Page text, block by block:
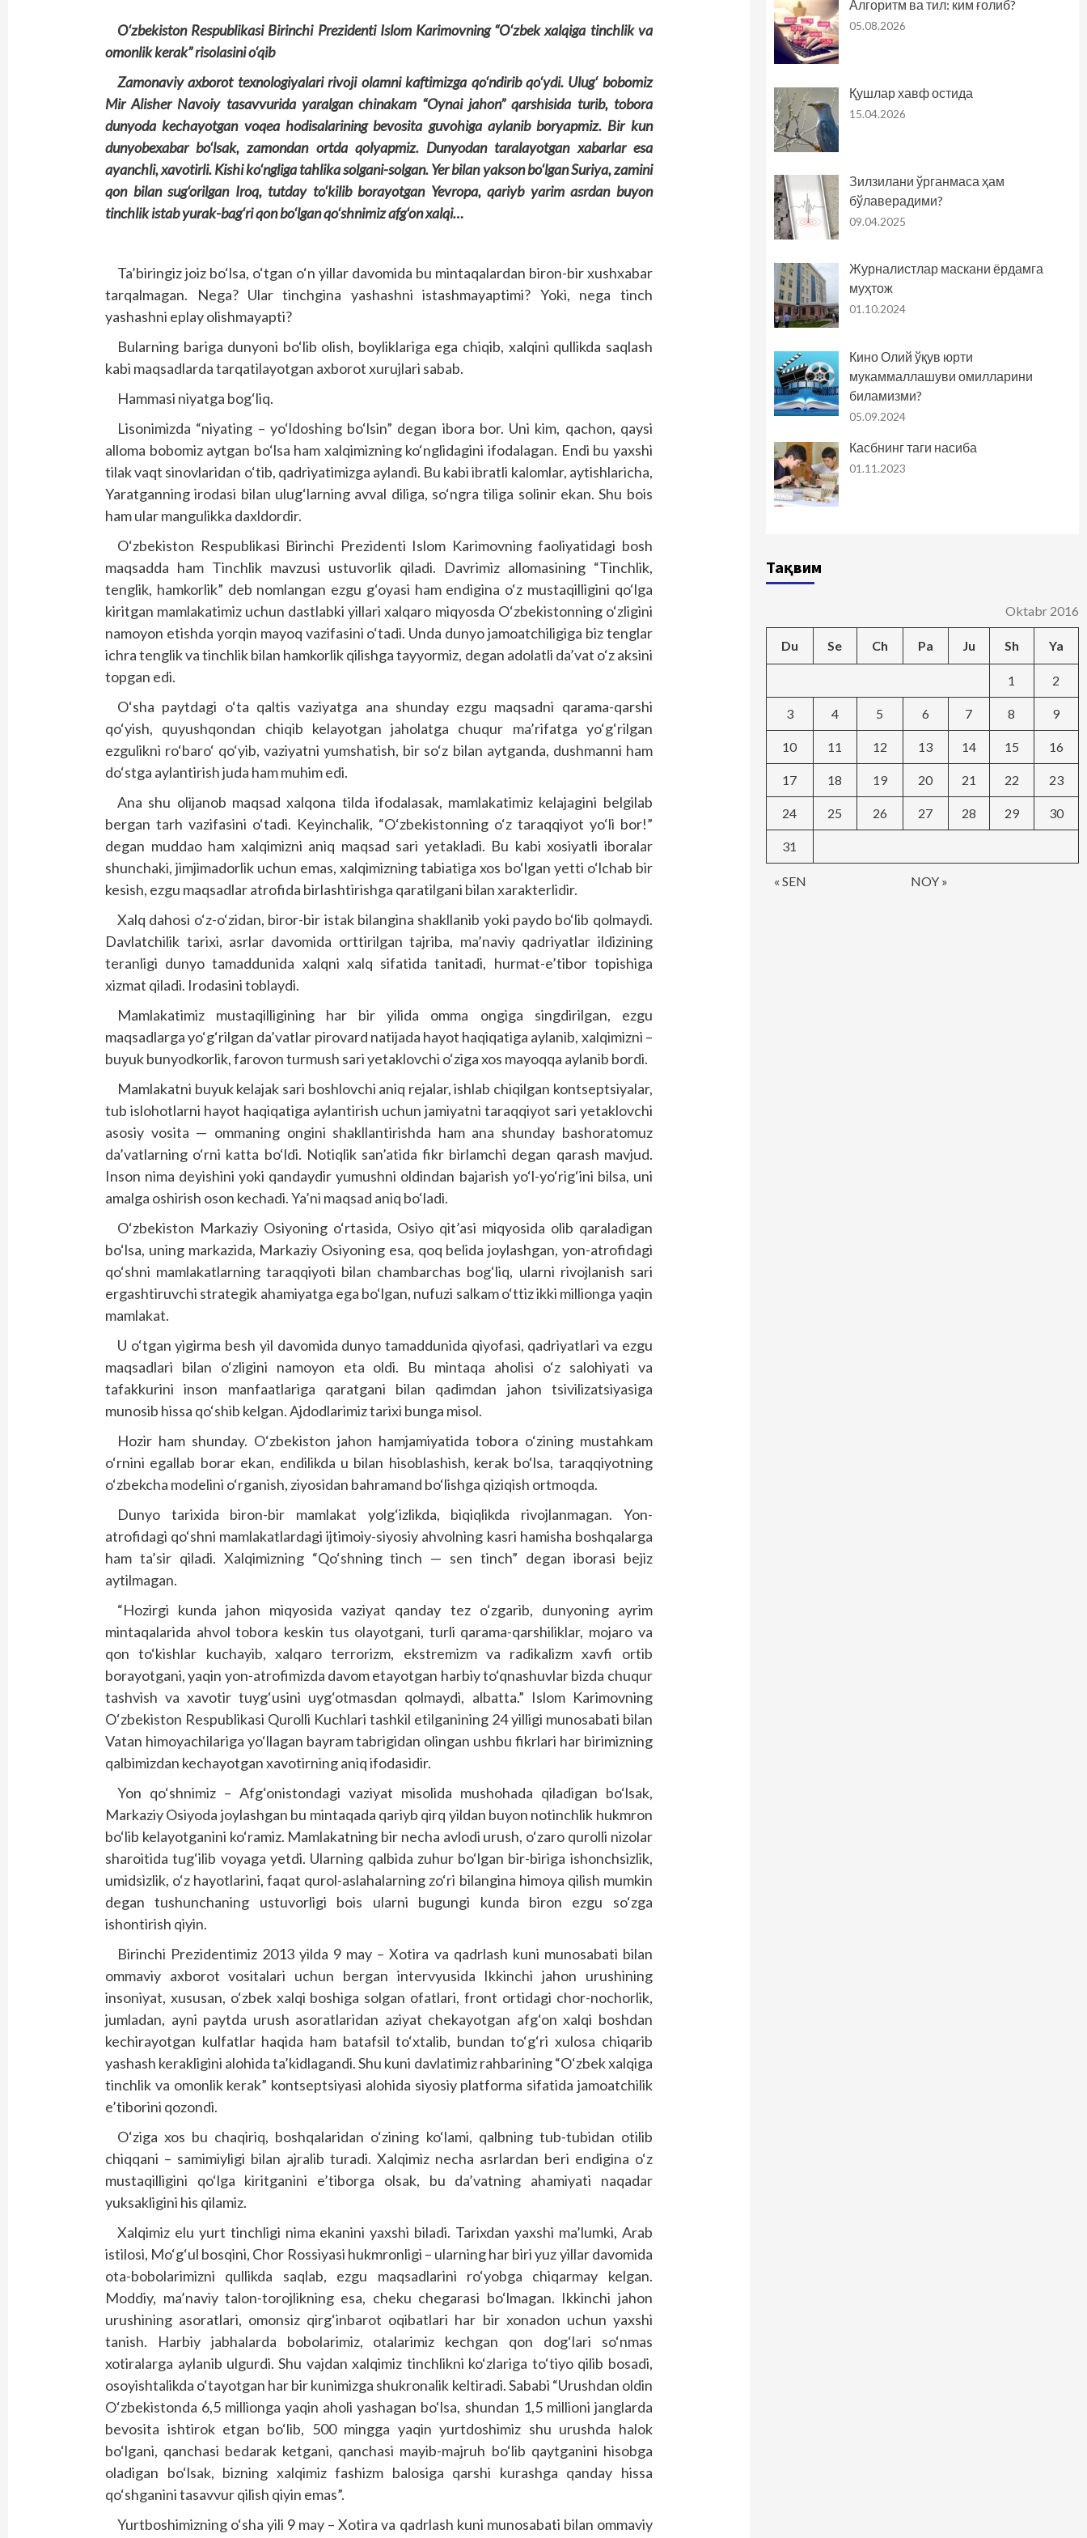
O‘zbekiston Respublikasi Birinchi Prezidenti Islom Karimovning “O‘zbek xalqiga tinchlik va
omonlik kerak” risolasini o‘qib
Zamonaviy axborot texnologiyalari rivoji olamni kaftimizga qo‘ndirib qo‘ydi. Ulug‘ bobomiz
Mir Alisher Navoiy tasavvurida yaralgan chinakam “Oynai jahon” qarshisida turib, tobora
dunyoda kechayotgan voqea hodisalarining bevosita guvohiga aylanib boryapmiz. Bir kun
dunyobexabar bo‘lsak, zamondan ortda qolyapmiz. Dunyodan taralayotgan xabarlar esa
ayanchli, xavotirli. Kishi ko‘ngliga tahlika solgani-solgan. Yer bilan yakson bo‘lgan Suriya, zamini
qon bilan sug‘orilgan Iroq, tutday to‘kilib borayotgan Yevropa, qariyb yarim asrdan buyon
tinchlik istab yurak-bag‘ri qon bo‘lgan qo‘shnimiz afg‘on xalqi…
Ta’biringiz joiz bo‘lsa, o‘tgan o‘n yillar davomida bu mintaqalardan biron-bir xushxabar
tarqalmagan. Nega? Ular tinchgina yashashni istashmayaptimi? Yoki, nega tinch
yashashni eplay olishmayapti?
Bularning bariga dunyoni bo‘lib olish, boyliklariga ega chiqib, xalqini qullikda saqlash
kabi maqsadlarda tarqatilayotgan axborot xurujlari sabab.
Hammasi niyatga bog‘liq.
Lisonimizda “niyating – yo‘ldoshing bo‘lsin” degan ibora bor. Uni kim, qachon, qaysi
alloma bobomiz aytgan bo‘lsa ham xalqimizning ko‘nglidagini ifodalagan. Endi bu yaxshi
tilak vaqt sinovlaridan o‘tib, qadriyatimizga aylandi. Bu kabi ibratli kalomlar, aytishlaricha,
Yaratganning irodasi bilan ulug‘larning avval diliga, so‘ngra tiliga solinir ekan. Shu bois
ham ular mangulikka daxldordir.
O‘zbekiston Respublikasi Birinchi Prezidenti Islom Karimovning faoliyatidagi bosh
maqsadda ham Tinchlik mavzusi ustuvorlik qiladi. Davrimiz allomasining “Tinchlik,
tenglik, hamkorlik” deb nomlangan ezgu g‘oyasi ham endigina o‘z mustaqilligini qo‘lga
kiritgan mamlakatimiz uchun dastlabki yillari xalqaro miqyosda O‘zbekistonning o‘zligini
namoyon etishda yorqin mayoq vazifasini o‘tadi. Unda dunyo jamoatchiligiga biz tenglar
ichra tenglik va tinchlik bilan hamkorlik qilishga tayyormiz, degan adolatli da’vat o‘z aksini
topgan edi.
O‘sha paytdagi o‘ta qaltis vaziyatga ana shunday ezgu maqsadni qarama-qarshi
qo‘yish, quyushqondan chiqib kelayotgan jaholatga chuqur ma’rifatga yo‘g‘rilgan
ezgulikni ro‘baro‘ qo‘yib, vaziyatni yumshatish, bir so‘z bilan aytganda, dushmanni ham
do‘stga aylantirish juda ham muhim edi.
Ana shu olijanob maqsad xalqona tilda ifodalasak, mamlakatimiz kelajagini belgilab
bergan tarh vazifasini o‘tadi. Keyinchalik, “O‘zbekistonning o‘z taraqqiyot yo‘li bor!”
degan muddao ham xalqimizni aniq maqsad sari yetakladi. Bu kabi xosiyatli iboralar
shunchaki, jimjimadorlik uchun emas, xalqimizning tabiatiga xos bo‘lgan yetti o‘lchab bir
kesish, ezgu maqsadlar atrofida birlashtirishga qaratilgani bilan xarakterlidir.
Xalq dahosi o‘z-o‘zidan, biror-bir istak bilangina shakllanib yoki paydo bo‘lib qolmaydi.
Davlatchilik tarixi, asrlar davomida orttirilgan tajriba, ma’naviy qadriyatlar ildizining
teranligi dunyo tamaddunida xalqni xalq sifatida tanitadi, hurmat-e’tibor topishiga
xizmat qiladi. Irodasini toblaydi.
Mamlakatimiz mustaqilligining har bir yilida omma ongiga singdirilgan, ezgu
maqsadlarga yo‘g‘rilgan da’vatlar pirovard natijada hayot haqiqatiga aylanib, xalqimizni –
buyuk bunyodkorlik, farovon turmush sari yetaklovchi o‘ziga xos mayoqqa aylanib bordi.
Mamlakatni buyuk kelajak sari boshlovchi aniq rejalar, ishlab chiqilgan kontseptsiyalar,
tub islohotlarni hayot haqiqatiga aylantirish uchun jamiyatni taraqqiyot sari yetaklovchi
asosiy vosita — ommaning ongini shakllantirishda ham ana shunday bashoratomuz
da’vatlarning o‘rni katta bo‘ldi. Notiqlik san’atida fikr birlamchi degan qarash mavjud.
Inson nima deyishini yoki qandaydir yumushni oldindan bajarish yo‘l-yo‘rig‘ini bilsa, uni
amalga oshirish oson kechadi. Ya’ni maqsad aniq bo‘ladi.
O‘zbekiston Markaziy Osiyoning o‘rtasida, Osiyo qit’asi miqyosida olib qaraladigan
bo‘lsa, uning markazida, Markaziy Osiyoning esa, qoq belida joylashgan, yon-atrofidagi
qo‘shni mamlakatlarning taraqqiyoti bilan chambarchas bog‘liq, ularni rivojlanish sari
ergashtiruvchi strategik ahamiyatga ega bo‘lgan, nufuzi salkam o‘ttiz ikki millionga yaqin
mamlakat.
U o‘tgan yigirma besh yil davomida dunyo tamaddunida qiyofasi, qadriyatlari va ezgu
maqsadlari bilan o‘zligini namoyon eta oldi. Bu mintaqa aholisi o‘z salohiyati va
tafakkurini inson manfaatlariga qaratgani bilan qadimdan jahon tsivilizatsiyasiga
munosib hissa qo‘shib kelgan. Ajdodlarimiz tarixi bunga misol.
Hozir ham shunday. O‘zbekiston jahon hamjamiyatida tobora o‘zining mustahkam
o‘rnini egallab borar ekan, endilikda u bilan hisoblashish, kerak bo‘lsa, taraqqiyotning
o‘zbekcha modelini o‘rganish, ziyosidan bahramand bo‘lishga qiziqish ortmoqda.
Dunyo tarixida biron-bir mamlakat yolg‘izlikda, biqiqlikda rivojlanmagan. Yon-
atrofidagi qo‘shni mamlakatlardagi ijtimoiy-siyosiy ahvolning kasri hamisha boshqalarga
ham ta’sir qiladi. Xalqimizning “Qo‘shning tinch — sen tinch” degan iborasi bejiz
aytilmagan.
“Hozirgi kunda jahon miqyosida vaziyat qanday tez o‘zgarib, dunyoning ayrim
mintaqalarida ahvol tobora keskin tus olayotgani, turli qarama-qarshiliklar, mojaro va
qon to‘kishlar kuchayib, xalqaro terrorizm, ekstremizm va radikalizm xavfi ortib
borayotgani, yaqin yon-atrofimizda davom etayotgan harbiy to‘qnashuvlar bizda chuqur
tashvish va xavotir tuyg‘usini uyg‘otmasdan qolmaydi, albatta.” Islom Karimovning
O‘zbekiston Respublikasi Qurolli Kuchlari tashkil etilganining 24 yilligi munosabati bilan
Vatan himoyachilariga yo‘llagan bayram tabrigidan olingan ushbu fikrlari har birimizning
qalbimizdan kechayotgan xavotirning aniq ifodasidir.
Yon qo‘shnimiz – Afg‘onistondagi vaziyat misolida mushohada qiladigan bo‘lsak,
Markaziy Osiyoda joylashgan bu mintaqada qariyb qirq yildan buyon notinchlik hukmron
bo‘lib kelayotganini ko‘ramiz. Mamlakatning bir necha avlodi urush, o‘zaro qurolli nizolar
sharoitida tug‘ilib voyaga yetdi. Ularning qalbida zuhur bo‘lgan bir-biriga ishonchsizlik,
umidsizlik, o‘z hayotlarini, faqat qurol-aslahalarning zo‘ri bilangina himoya qilish mumkin
degan tushunchaning ustuvorligi bois ularni bugungi kunda biron ezgu so‘zga
ishontirish qiyin.
Birinchi Prezidentimiz 2013 yilda 9 may – Xotira va qadrlash kuni munosabati bilan
ommaviy axborot vositalari uchun bergan intervyusida Ikkinchi jahon urushining
insoniyat, xususan, o‘zbek xalqi boshiga solgan ofatlari, front ortidagi chor-nochorlik,
jumladan, ayni paytda urush asoratlaridan aziyat chekayotgan afg‘on xalqi boshdan
kechirayotgan kulfatlar haqida ham batafsil to‘xtalib, bundan to‘g‘ri xulosa chiqarib
yashash kerakligini alohida ta’kidlagandi. Shu kuni davlatimiz rahbarining “O‘zbek xalqiga
tinchlik va omonlik kerak” kontseptsiyasi alohida siyosiy platforma sifatida jamoatchilik
e’tiborini qozondi.
O‘ziga xos bu chaqiriq, boshqalaridan o‘zining ko‘lami, qalbning tub-tubidan otilib
chiqqani – samimiyligi bilan ajralib turadi. Xalqimiz necha asrlardan beri endigina o‘z
mustaqilligini qo‘lga kiritganini e’tiborga olsak, bu da’vatning ahamiyati naqadar
yuksakligini his qilamiz.
Xalqimiz elu yurt tinchligi nima ekanini yaxshi biladi. Tarixdan yaxshi ma’lumki, Arab
istilosi, Mo‘g‘ul bosqini, Chor Rossiyasi hukmronligi – ularning har biri yuz yillar davomida
ota-bobolarimizni qullikda saqlab, ezgu maqsadlarini ro‘yobga chiqarmay kelgan.
Moddiy, ma’naviy talon-torojlikning esa, cheku chegarasi bo‘lmagan. Ikkinchi jahon
urushining asoratlari, omonsiz qirg‘inbarot oqibatlari har bir xonadon uchun yaxshi
tanish. Harbiy jabhalarda bobolarimiz, otalarimiz kechgan qon dog‘lari so‘nmas
xotiralarga aylanib ulgurdi. Shu vajdan xalqimiz tinchlikni ko‘zlariga to‘tiyo qilib bosadi,
osoyishtalikda o‘tayotgan har bir kunimizga shukronalik keltiradi. Sababi “Urushdan oldin
O‘zbekistonda 6,5 millionga yaqin aholi yashagan bo‘lsa, shundan 1,5 millioni janglarda
bevosita ishtirok etgan bo‘lib, 500 mingga yaqin yurtdoshimiz shu urushda halok
bo‘lgani, qanchasi bedarak ketgani, qanchasi mayib-majruh bo‘lib qaytganini hisobga
oladigan bo‘lsak, bizning xalqimiz fashizm balosiga qarshi kurashga qanday hissa
qo‘shganini tasavvur qilish qiyin emas”.
Yurtboshimizning o‘sha yili 9 may – Xotira va qadrlash kuni munosabati bilan ommaviy
Алгоритм ва тил: ким ғолиб?
05.08.2026
Қушлар хавф остида
15.04.2026
Зилзилани ўрганмаса ҳам
бўлаверадими?
09.04.2025
Журналистлар маскани ёрдамга
муҳтож
01.10.2024
Кино Олий ўқув юрти
мукаммаллашуви омилларини
биламизми?
05.09.2024
Касбнинг таги насиба
01.11.2023
Тақвим
Oktabr 2016
Du Se Ch Pa Ju Sh Ya
« SEN NOY »
1 2
3 4 5 6 7 8 9
10 11 12 13 14 15 16
17 18 19 20 21 22 23
24 25 26 27 28 29 30
31